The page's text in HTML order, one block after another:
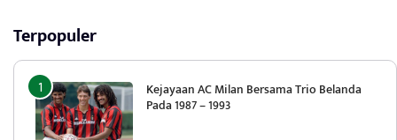
Terpopuler
Kejayaan AC Milan Bersama Trio Belanda
Pada 1987 – 1993